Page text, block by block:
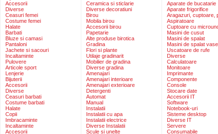
Accesorii
Diverse
Ceasuri femei
Costume femei
Halate
Barbati
Bluze si camasi
Pantaloni
Jachete si sacouri
Incaltaminte
Pulovere
Articole sport
Lenjerie
Bijuterii
Accesorii
Diverse
Ceasuri barbati
Costume barbati
Halate
Copii
Imbracaminte
Incaltaminte
Accesorii
Ceramica si sticlarie
Diverse decoratiuni
Birou
Mobila birou
Accesorii birou
Papetarie
Alte produse birotica
Gradina
Flori si plante
Utilaje gradinarit
Mobilier de gradina
Diverse gradina
Amenajari
Amenajari interioare
Amenajari exterioare
Detergenti
Automat
Manual
Instalatii
Instalatii cu apa
Instalatii electrice
Diverse Instalatii
Scule si unelte
Aparate de bucatarie
Aparate frigorifice
Aragazuri, cuptoare,
Aspiratoare
Cuptoare cu
Masini de cusut
Masini de spalat
Masini de spalat vase
Uscatoare de rufe
Diverse
Calculatoare
Monitoare
Imprimante
Componente
Console
Stocare date
Accesorii IT
Software
Notebook-uri
Sisteme desktop
Diverse IT
Servere
Consumabile